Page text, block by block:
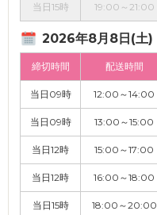
当日15時 19:00～21:00
2026年8月8日(土)
締切時間 配送時間
当日09時 12:00～14:00
当日09時 13:00～15:00
当日12時 15:00～17:00
当日12時 16:00～18:00
当日15時 18:00～20:00